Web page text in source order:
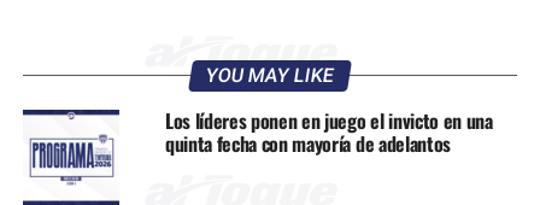
YOU MAY LIKE
Los líderes ponen en juego el invicto en una
quinta fecha con mayoría de adelantos